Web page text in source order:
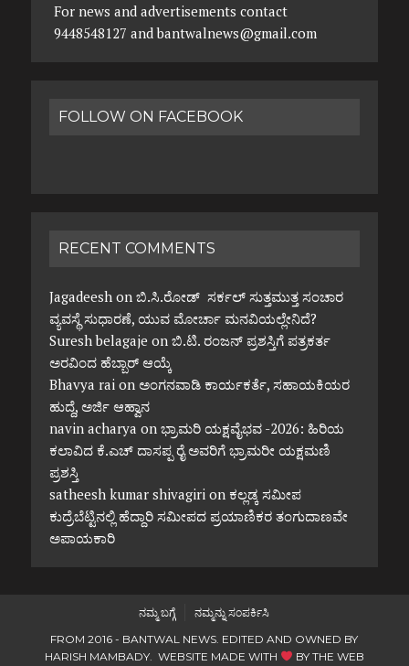
For news and advertisements contact
9448548127 and bantwalnews@gmail.com
FOLLOW ON FACEBOOK
RECENT COMMENTS
Jagadeeshon ಬಿ.ಸಿ.ರೋಡ್ ಸರ್ಕಲ್ ಸುತ್ತಮುತ್ತ ಸಂಚಾರ
ವ್ಯವಸ್ಥೆ ಸುಧಾರಣೆ, ಯುವ ಮೋರ್ಚಾ ಮನವಿಯಲ್ಲೇನಿದೆ?
Suresh belagaje on ಬಿ.ಟಿ. ರಂಜನ್ ಪ್ರಶಸ್ತಿಗೆ ಪತ್ರಕರ್ತ
ಅರವಿಂದ ಹೆಬ್ಬಾರ್ ಆಯ್ಕೆ
Bhavya raion ಅಂಗನವಾಡಿ ಕಾರ್ಯಕರ್ತೆ, ಸಹಾಯಕಿಯರ
ಹುದ್ದೆ, ಅರ್ಜಿ ಆಹ್ವಾನ
navin acharya on ಭ್ರಾಮರಿ ಯಕ್ಷವೈಭವ -2026: ಹಿರಿಯ
ಕಲಾವಿದ ಕೆ.ಎಚ್ ದಾಸಪ್ಪ ರೈ ಅವರಿಗೆ ಭ್ರಾಮರೀ ಯಕ್ಷಮಣಿ
ಪ್ರಶಸ್ತಿ
satheesh kumar shivagirion ಕಲ್ಲಡ್ಕ ಸಮೀಪ
ಕುದ್ರೆಬೆಟ್ಟಿನಲ್ಲಿ ಹೆದ್ದಾರಿ ಸಮೀಪದ ಪ್ರಯಾಣಿಕರ ತಂಗುದಾಣವೇ
ಅಪಾಯಕಾರಿ
ನಮ್ಮ ಬಗ್ಗೆ
ನಮ್ಮನ್ನು ಸಂಪರ್ಕಿಸಿ
FROM 2016 - BANTWAL NEWS. EDITED AND OWNED BY
HARISH MAMBADY. WEBSITE MADE WITH
BY THE WEB